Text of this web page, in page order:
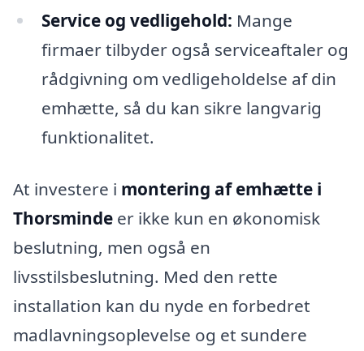
Service og vedligehold: Mange
firmaer tilbyder også serviceaftaler og
rådgivning om vedligeholdelse af din
emhætte, så du kan sikre langvarig
funktionalitet.
At investere i montering af emhætte i
Thorsminde er ikke kun en økonomisk
beslutning, men også en
livsstilsbeslutning. Med den rette
installation kan du nyde en forbedret
madlavningsoplevelse og et sundere